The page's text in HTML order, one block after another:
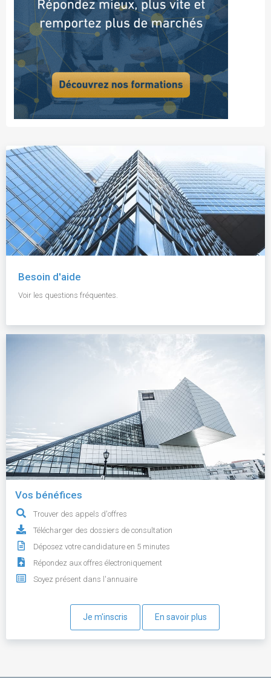
Besoin d'aide
Voir les questions fréquentes.
Vos bénéfices
Trouver des appels d'offres
Télécharger des dossiers de consultation
Déposez votre candidature en 5 minutes
Répondez aux offres électroniquement
Soyez présent dans l'annuaire
Je m'inscris En savoir plus